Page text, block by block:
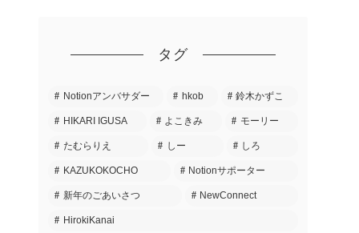
タグ
Notionアンバサダー hkob 鈴木かずこ
HIKARI IGUSA よこきみ モーリー
たむらりえ しー しろ
KAZUKOKOCHO Notionサポーター
新年のごあいさつ NewConnect
HirokiKanai